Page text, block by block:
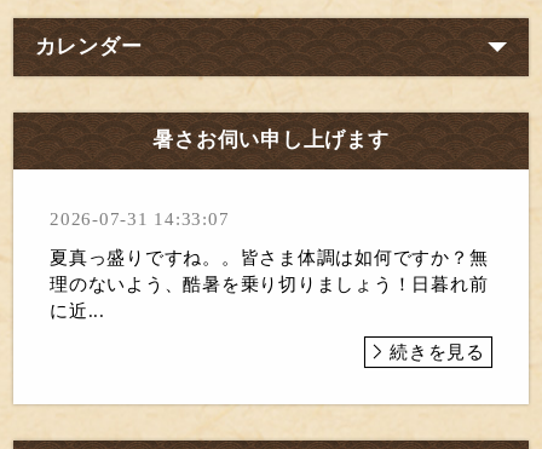
カレンダー
暑さお伺い申し上げます
2026-07-31 14:33:07
夏真っ盛りですね。。皆さま体調は如何ですか？無
理のないよう、酷暑を乗り切りましょう！日暮れ前
に近...
続きを見る